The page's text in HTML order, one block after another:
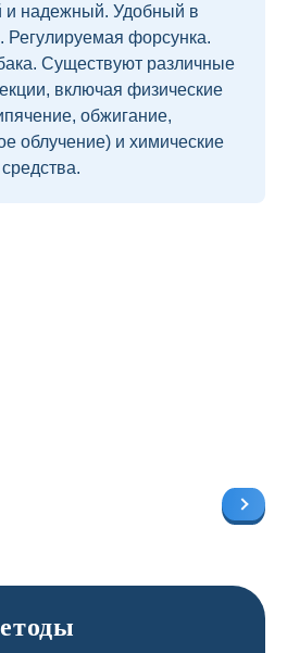
надежный. Удобный в
Регулируемая форсунка.
Существуют различные
включая физические
обжигание,
облучение) и химические
средства.